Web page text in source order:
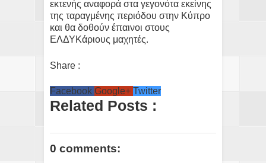
εκτενής αναφορά στα γεγονότα εκείνης
της ταραγμένης περιόδου στην Κύπρο
και θα δοθούν έπαινοι στους
ΕΛΔΥΚάριους μαχητές.
Share :
Facebook Google+ Twitter
Related Posts :
0 comments: